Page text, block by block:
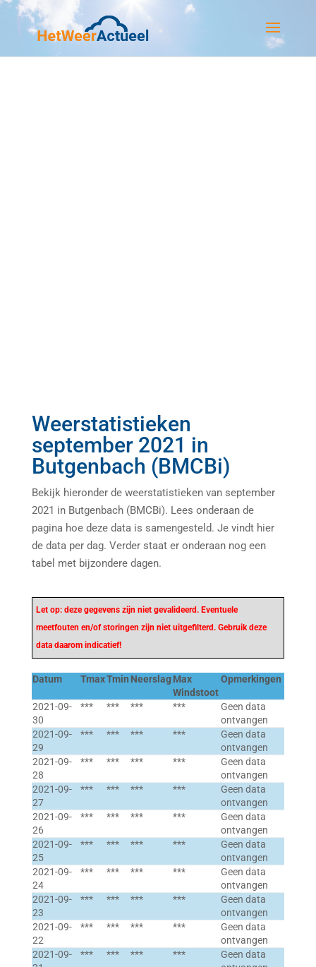
Weerstatistieken
september 2021 in
Butgenbach (BMCBi)
Bekijk hieronder de weerstatistieken van september
2021 in Butgenbach (BMCBi). Lees onderaan de
pagina hoe deze data is samengesteld. Je vindt hier
de data per dag. Verder staat er onderaan nog een
tabel met bijzondere dagen.
Let op: deze gegevens zijn niet gevalideerd. Eventuele
meetfouten en/of storingen zijn niet uitgefilterd. Gebruik deze
data daarom indicatief!
Datum TmaxTmin Neerslag Max
Windstoot
Opmerkingen
2021-09-
30
*** *** *** ***
Geen data
ontvangen
2021-09-
29
*** *** *** ***
Geen data
ontvangen
2021-09-
28
*** *** *** ***
Geen data
ontvangen
2021-09-
27
*** *** *** ***
Geen data
ontvangen
2021-09-
26
*** *** *** ***
Geen data
ontvangen
2021-09-
25
*** *** *** ***
Geen data
ontvangen
2021-09-
24
*** *** *** ***
Geen data
ontvangen
2021-09-
23
*** *** *** ***
Geen data
ontvangen
2021-09-
22
*** *** *** ***
Geen data
ontvangen
2021-09-
*** *** *** ***
Geen data